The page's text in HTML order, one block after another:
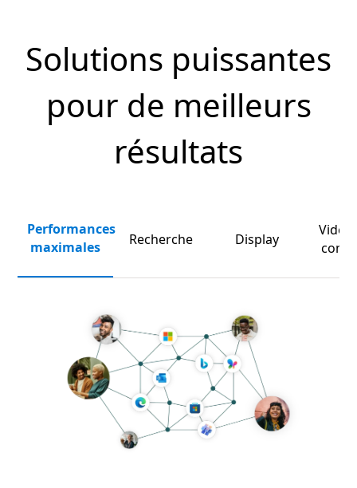
Solutions puissantes
pour de meilleurs
résultats
Performances
maximales
Recherche Display
Vidéo